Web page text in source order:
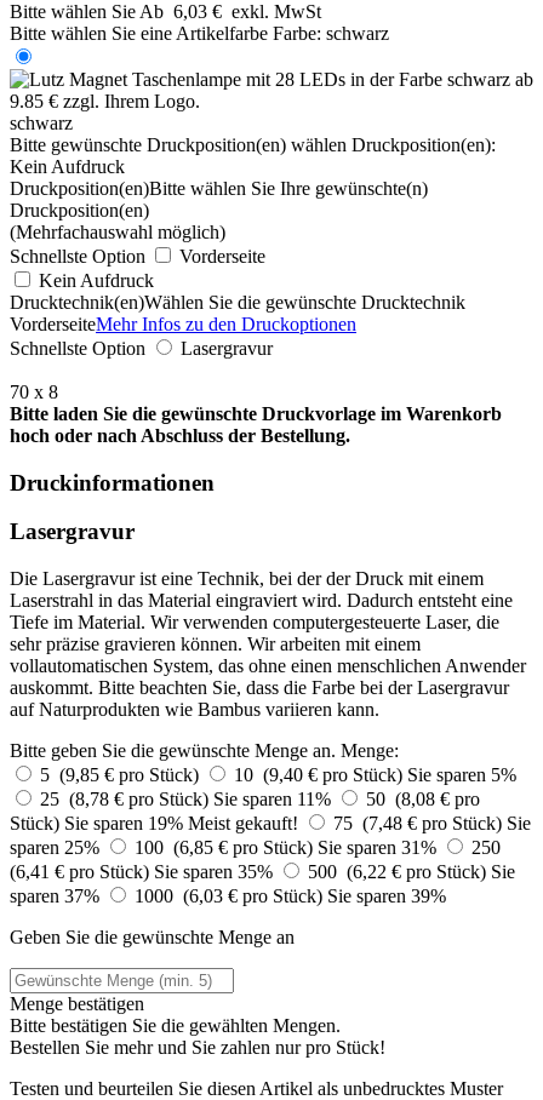
Bitte wählen Sie Ab 6,03 € exkl. MwSt
Bitte wählen Sie eine Artikelfarbe Farbe: schwarz
schwarz
Bitte gewünschte Druckposition(en) wählen Druckposition(en):
Kein Aufdruck
Druckposition(en)Bitte wählen Sie Ihre gewünschte(n)
Druckposition(en)
(Mehrfachauswahl möglich)
Schnellste Option
Vorderseite
Kein Aufdruck
Drucktechnik(en)Wählen Sie die gewünschte Drucktechnik
VorderseiteMehr Infos zu den Druckoptionen
Schnellste Option
Lasergravur
70 x 8
Bitte laden Sie die gewünschte Druckvorlage im Warenkorb
hoch oder nach Abschluss der Bestellung.
Druckinformationen
Lasergravur
Die Lasergravur ist eine Technik, bei der der Druck mit einem
Laserstrahl in das Material eingraviert wird. Dadurch entsteht eine
Tiefe im Material. Wir verwenden computergesteuerte Laser, die
sehr präzise gravieren können. Wir arbeiten mit einem
vollautomatischen System, das ohne einen menschlichen Anwender
auskommt. Bitte beachten Sie, dass die Farbe bei der Lasergravur
auf Naturprodukten wie Bambus variieren kann.
Bitte geben Sie die gewünschte Menge an. Menge:
5 (9,85 € pro Stück)
10 (9,40 € pro Stück) Sie sparen 5%
25 (8,78 € pro Stück) Sie sparen 11%
50 (8,08 € pro
Stück) Sie sparen 19% Meist gekauft! 75 (7,48 € pro Stück) Sie
sparen 25%
100 (6,85 € pro Stück) Sie sparen 31%
250
(6,41 € pro Stück) Sie sparen 35% 500 (6,22 € pro Stück) Sie
sparen 37%
1000 (6,03 € pro Stück) Sie sparen 39%
Geben Sie die gewünschte Menge an
Menge bestätigen
Bitte bestätigen Sie die gewählten Mengen.
Bestellen Sie mehr und Sie zahlen nurpro Stück!
Testen und beurteilen Sie diesen Artikel als unbedrucktes Muster